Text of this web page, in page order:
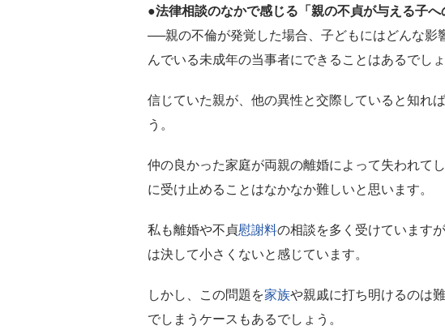
●法律相談のなかで感じる「親の不貞が与える子へ
──親の不倫が発覚した場合、子どもにはどんな影
んでいる未成年の当事者にできることはあるでしょ
信じていた親が、他の異性と交際していると知れ
う。
仲の良かった家庭が両親の離婚によって失われて
に受け止めることはなかなか難しいと思います。
私も離婚や不貞慰謝料の相談を多く受けていますが
は決して小さくないと感じています。
しかし、この問題を家族や親戚に打ち明けるのは
でしまうケースもあるでしょう。